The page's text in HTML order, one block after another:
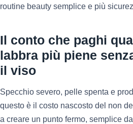
routine beauty semplice e più
Il conto che paghi
labbra più piene
il viso
Specchio severo, pelle spenta e
questo è il costo nascosto del non
a creare un punto fermo, semplice